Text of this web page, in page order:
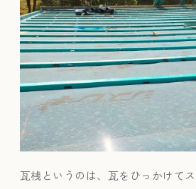
瓦桟というのは、瓦をひっかけて